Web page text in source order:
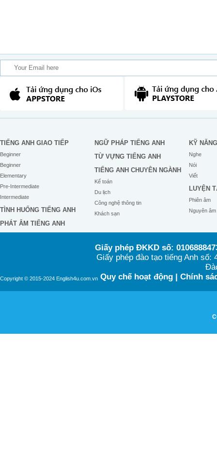
TIẾNG ANH GIAO TIẾP
Beginner
Beginner
Elementary
Pre-Intermediate
Intermediate
TÌNH HUỐNG TIẾNG ANH
PHÁT ÂM TIẾNG ANH
NGỮ PHÁP TIẾNG ANH
TỪ VỰNG TIẾNG ANH
TIẾNG ANH CHUYÊN NGÀNH
Kế toán
Du lịch
Công nghệ thông tin
Khách sạn
KỸ NĂNG
Nghe
Nói
Viết
LUYỆN
Phiên âm
Nguyên âm
Copyright © 2015-2024 English4u.com.vn
Giấy phép ĐKKD số:
Giấy phép đào tạo tiếng Anh
Quy chế hoạt động| Chính